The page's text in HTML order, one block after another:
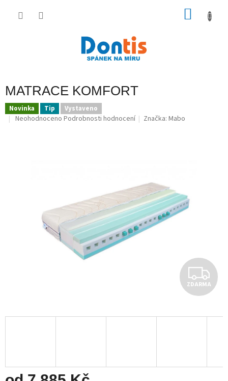
MATRACE KOMFORT
Novinka Tip Vystaveno
Průměrné
Neohodnoceno Podrobnosti hodnocení Značka:Mabo
Z
D
A
ZDARMA